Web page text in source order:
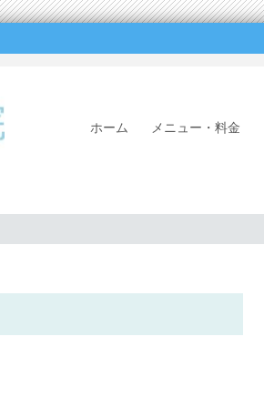
ホーム メニュー・料金